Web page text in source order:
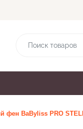
фен BaByliss PRO